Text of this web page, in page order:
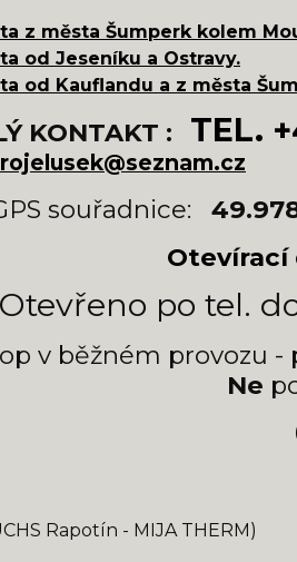
z města Šumperk kolem
od Jeseníku a Ostravy.
od Kauflandu a z města
KONTAKT : TEL.
souřadnice:
Otevírací
Otevřeno po tel.
v běžném provozu
Ne
Rapotín - MIJA THERM)